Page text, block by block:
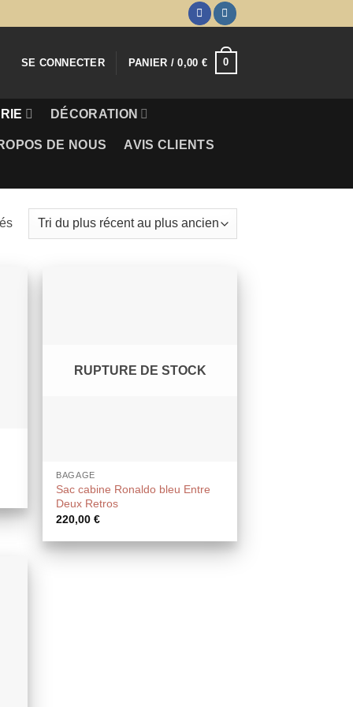
SE CONNECTER PANIER /0,00 € 0
DÉCORATION
DE NOUS AVIS CLIENTS
Trié
RUPTURE DE STOCK
BAGAGE
Sac cabine Ronaldo bleu Entre
Deux Retros
220,00€